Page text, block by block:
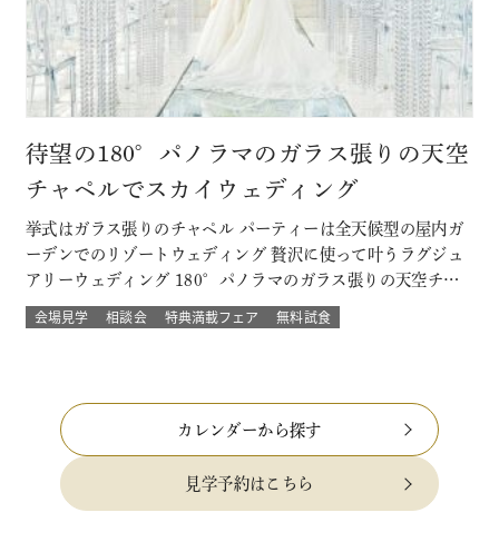
待望の180°パノラマのガラス張りの天空
チャペルでスカイウェディング
挙式はガラス張りのチャペル パーティーは全天候型の屋内ガ
ーデンでのリゾートウェディング 贅沢に使って叶うラグジュ
アリーウェディング 180°パノラマのガラス張りの天空チャ
ペルでは 流れる雲や透き通る青空に包まれ まるで空の上で
挙げる結婚式 組数限定！でご提供！ このフェアに含まれるコ
会場見学 相談会 特典満載フェア 無料試食
カレンダーから探す
見学予約はこちら